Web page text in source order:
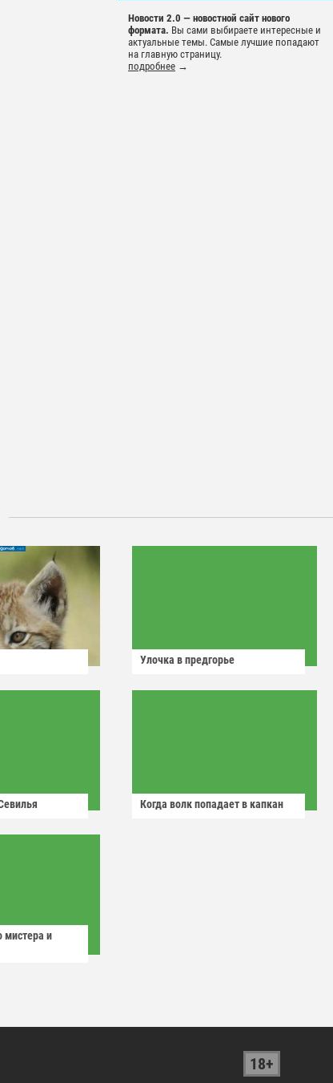
Новости 2.0 — новостной сайт нового
формата. Вы сами выбираете интересные и
актуальные темы. Самые лучшие попадают
на главную страницу.
подробнее →
Улочка в предгорье
Когда волк попадает в капкан
мистера и
18+